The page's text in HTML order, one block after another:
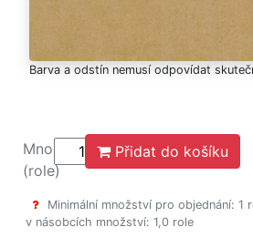
Barva a odstín nemusí odpovídat
Množství
(role)
Přidat do košíku
Minimální množství pro objednání: 1
v násobcích množství: 1,0 role